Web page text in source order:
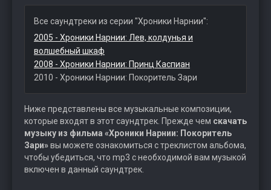
Все саундтреки из серии "Хроники Нарнии":
2005 - Хроники Нарнии: Лев, колдунья и
волшебный шкаф
2008 - Хроники Нарнии: Принц Каспиан
2010 - Хроники Нарнии: Покоритель Зари
Ниже представлены все музыкальные композиции,
которые входят в этот саундтрек. Прежде чем скачать
музыку из фильма «Хроники Нарнии: Покоритель
Зари»вы можете ознакомиться с треклистом альбома,
чтобы убедиться, что mp3 с необходимой вам музыкой
включен в данный саундтрек.